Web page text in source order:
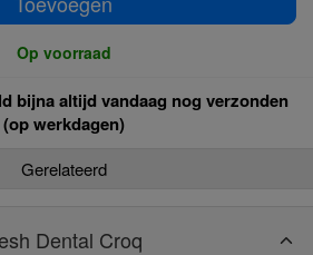
Op voorraad
bijna altijd vandaag nog verzonden
(op werkdagen)
Gerelateerd
Dental Croq